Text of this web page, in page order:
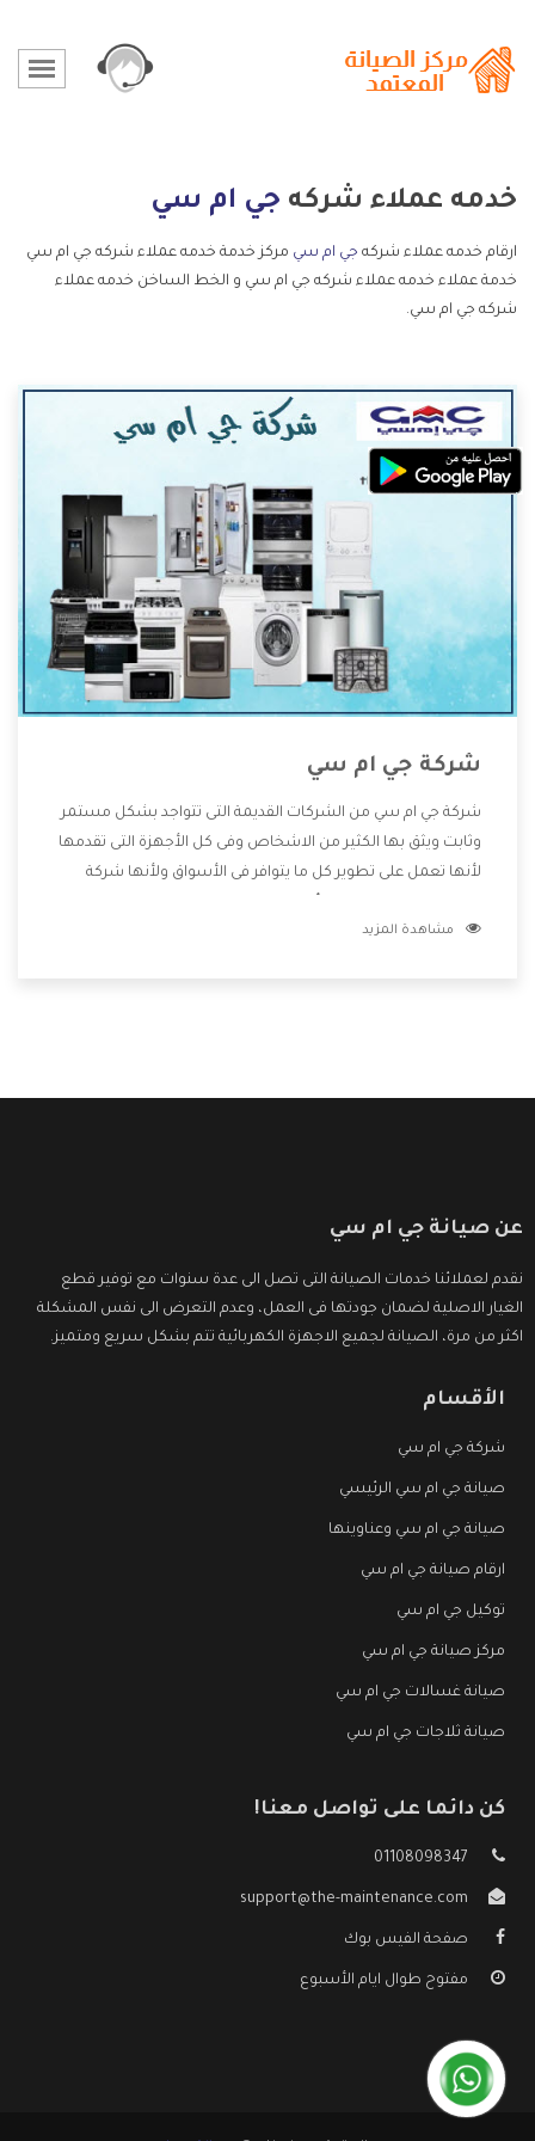
خدمه عملاء شركه جي ام سي
ارقام خدمه عملاء شركه جي ام سي مركز خدمة خدمه عملاء شركه جي ام سي
خدمة عملاء خدمه عملاء شركه جي ام سي و الخط الساخن خدمه عملاء
شركه جي ام سي.
شركة جي ام سي
شركة جي ام سي من الشركات القديمة التى تتواجد بشكل مستمر
وثابت ويثق بها الكثير من الاشخاص وفى كل الأجهزة التى تقدمها
لأنها تعمل على تطوير كل ما يتوافر فى الأسواق ولأنها شركة
وتقدم للعملاء أقوى العروض والخصومات التى تسهل على
مشاهدة المزيد
عن صيانة جي ام سي
نقدم لعملائنا خدمات الصيانة التى تصل الى عدة سنوات مع توفير قطع
الغيار الاصلية لضمان جودتها فى العمل، وعدم التعرض الى نفس المشكلة
اكثر من مرة، الصيانة لجميع الاجهزة الكهربائية تتم بشكل سريع ومتميز.
الأقسام
شركة جي ام سي
صيانة جي ام سي الرئيسي
صيانة جي ام سي وعناوينها
ارقام صيانة جي ام سي
توكيل جي ام سي
مركز صيانة جي ام سي
صيانة غسالات جي ام سي
صيانة ثلاجات جي ام سي
كن دائما على تواصل معنا!
01108098347
support@the-maintenance.com
صفحة الفيس بوك
مفتوح طوال ايام الأسبوع